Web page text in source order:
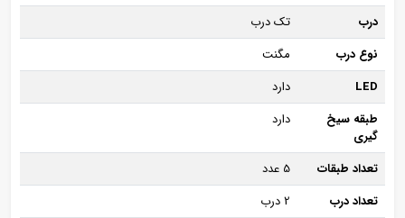
درب
تک درب
نوع درب
مگنت
LED
دارد
طبقه سیخ
گیری
دارد
تعداد طبقات
5 عدد
تعداد درب
2 درب